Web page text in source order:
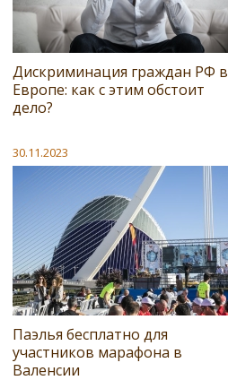
Дискриминация граждан РФ в
Европе: как с этим обстоит
дело?
30.11.2023
Паэлья бесплатно для
участников марафона в
Валенсии